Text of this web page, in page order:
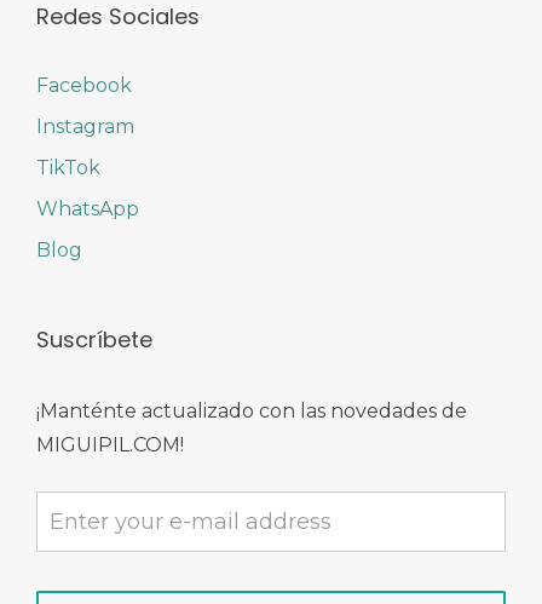
Redes Sociales
Facebook
Instagram
TikTok
WhatsApp
Blog
Suscríbete
¡Manténte actualizado con las novedades de
MIGUIPIL.COM!